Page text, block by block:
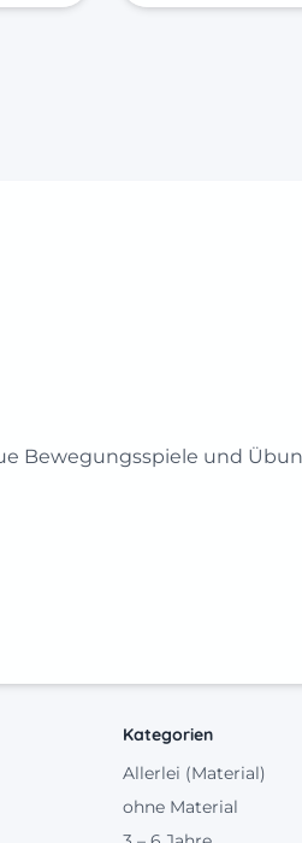
Bewegungsspiele und
Kategorien
Allerlei (Material)
ohne Material